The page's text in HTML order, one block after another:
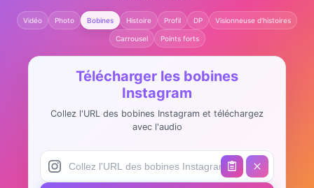
Vidéo Photo Bobines Histoire Profil DP Visionneuse d'histoires
Carrousel Points forts
Télécharger les bobines
Instagram
Collez l'URL des bobines Instagram et téléchargez
avec l'audio